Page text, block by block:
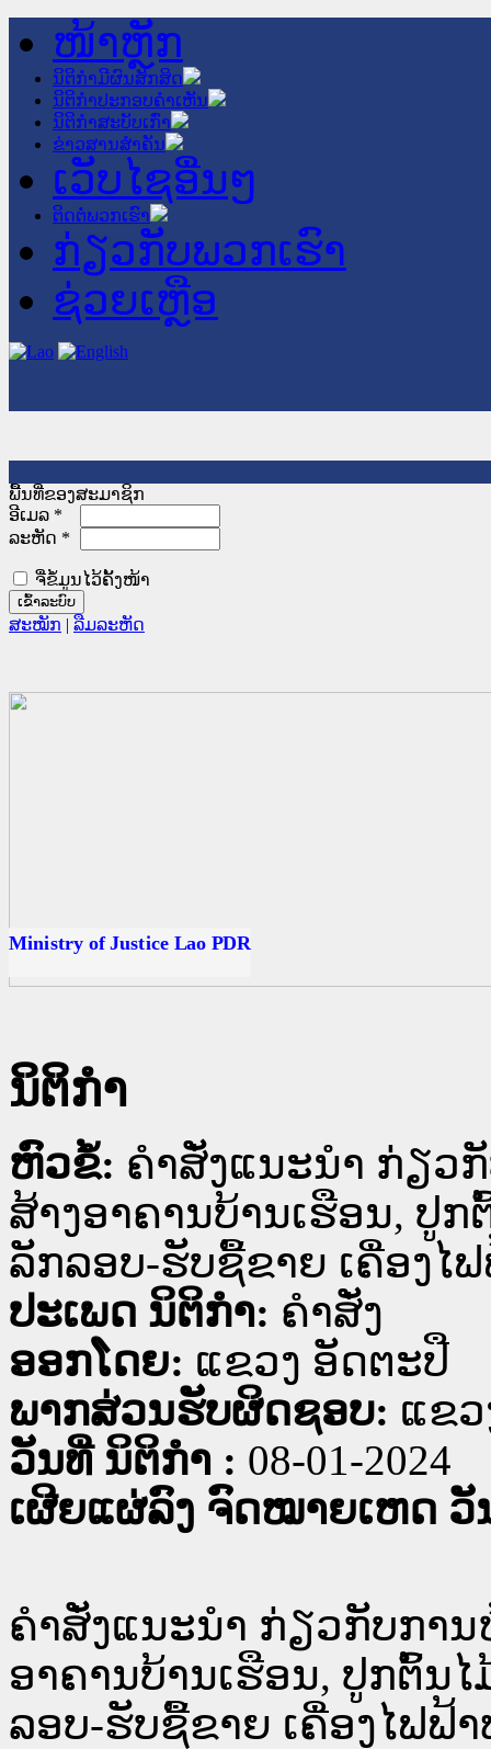
ໜ້າຫຼັກ
ນິຕິກໍາມີຜົນສັກສິດ
ນິຕິກໍາປະກອບຄໍາເຫັນ
ນິຕິກໍາສະບັບເກົ່າ
ຂ່າວສານສໍາຄັນ
ເວັບໄຊອື່ນໆ
ຕິດຕໍ່ພວກເຮົາ
ກ່ຽວກັບພວກເຮົາ
ຊ່ວຍເຫຼືອ
ພື້ນທີ່ຂອງສະມາຊິກ
ອີເມລ *
ລະຫັດ *
ຈື່ຂໍ້ມູນໄວ້ຄັ້ງໜ້າ
ສະໝັກ | ລືມລະຫັດ
Ministry of Justice Lao PDR
ນິຕິກໍາ
ຫົວຂໍ້: ຄຳສັ່ງແນະນຳ ກ່ຽວ
ສ້າງອາຄານບ້ານເຮືອນ, ປູ
ລັກລອບ-ຮັບຊື້ຂາຍ ເຄື່ອງໄ
ປະເພດ ນິຕິກໍາ: ຄໍາສັ່ງ
ອອກໂດຍ: ແຂວງ ອັດຕະປື
ພາກສ່ວນຮັບຜິດຊອບ: ແຂ
ວັນທີ່ ນິຕິກໍາ : 08-01-2024
ເຜີຍແຜ່ລົງ ຈົດໝາຍເຫດ ວັ
ຄຳສັ່ງແນະນຳ ກ່ຽວກັບກາ
ອາຄານບ້ານເຮືອນ, ປູກຕົ້ນ
ລອບ-ຮັບຊື້ຂາຍ ເຄື່ອງໄຟຟ້